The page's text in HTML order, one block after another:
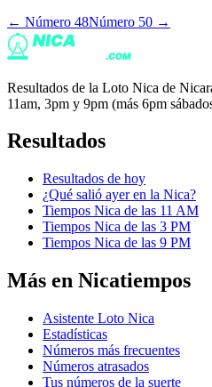
← Número 48Número 50 →
Resultados de la Loto Nica de
11am, 3pm y 9pm (más 6pm
Resultados
Resultados de hoy
¿Qué salió ayer en la Nica?
Tiempos Nica de las 11 AM
Tiempos Nica de las 3 PM
Tiempos Nica de las 9 PM
Más en Nicatiempos
Asistente Loto Nica
Estadísticas
Números más frecuentes
Números atrasados
Tus números de la suerte